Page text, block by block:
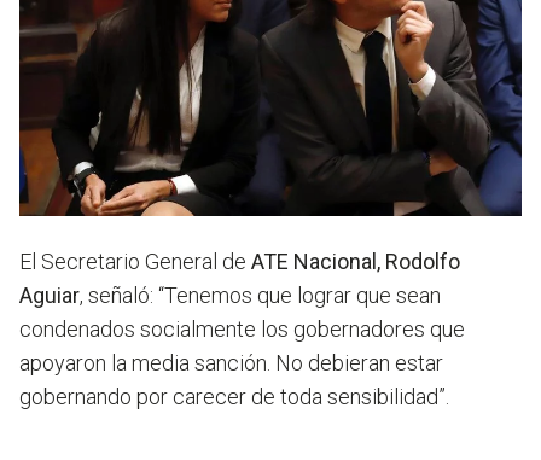
El Secretario General de ATE Nacional, Rodolfo
Aguiar, señaló: “Tenemos que lograr que sean
condenados socialmente los gobernadores que
apoyaron la media sanción. No debieran estar
gobernando por carecer de toda sensibilidad”.